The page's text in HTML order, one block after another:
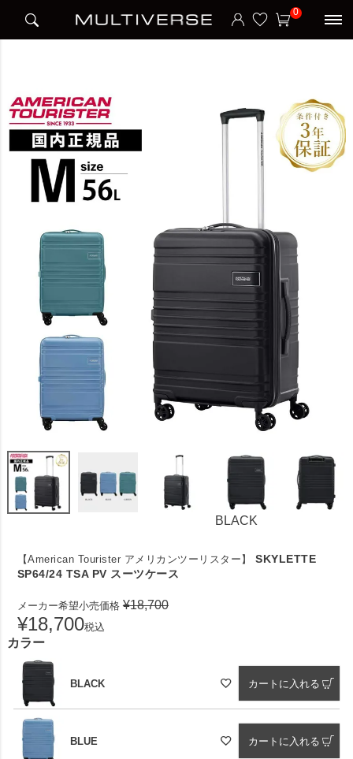
0
SKYLETTE SP64/24 TSA PV スーツケース
BLACK
【American Tourister アメリカンツーリスター】
SKYLETTE
SP64/24 TSA PV スーツケース
メーカー希望小売価格 ¥18,700
¥18,700税込
カラー
BLACK カートに入れる
BLUE カートに入れる